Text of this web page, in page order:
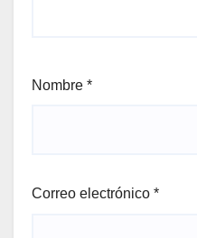
Nombre *
Correo electrónico *